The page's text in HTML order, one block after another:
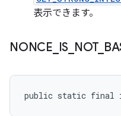
表示できます。
NONCE IS NOT_
public static final